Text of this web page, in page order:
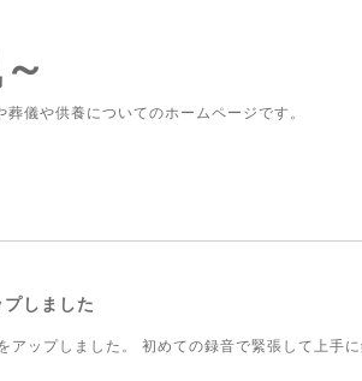
儀や供養についてのホームページです。
しました
アップしました。 初めての録音で緊張して上手